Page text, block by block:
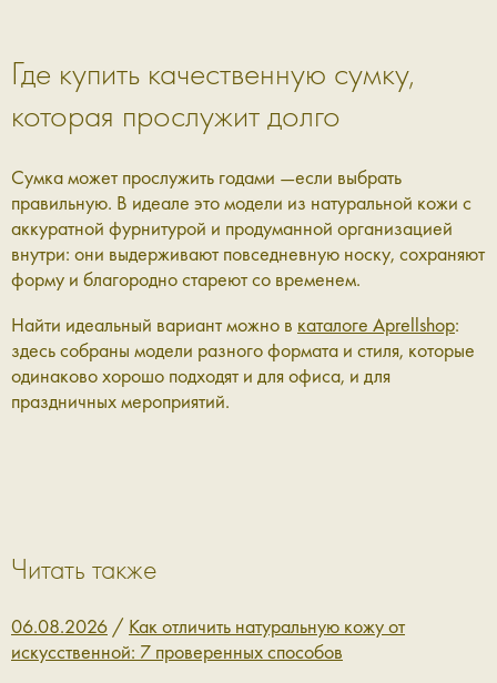
Где купить качественную сумку,
которая прослужит долго
Сумка может прослужить годами —если выбрать
правильную. В идеале это модели из натуральной кожи с
аккуратной фурнитурой и продуманной организацией
внутри: они выдерживают повседневную носку, сохраняют
форму и благородно стареют со временем.
Найти идеальный вариант можно в каталоге Aprellshop:
здесь собраны модели разного формата и стиля, которые
одинаково хорошо подходят и для офиса, и для
праздничных мероприятий.
Читать также
06.08.2026 / Как отличить натуральную кожу от
искусственной: 7 проверенных способов